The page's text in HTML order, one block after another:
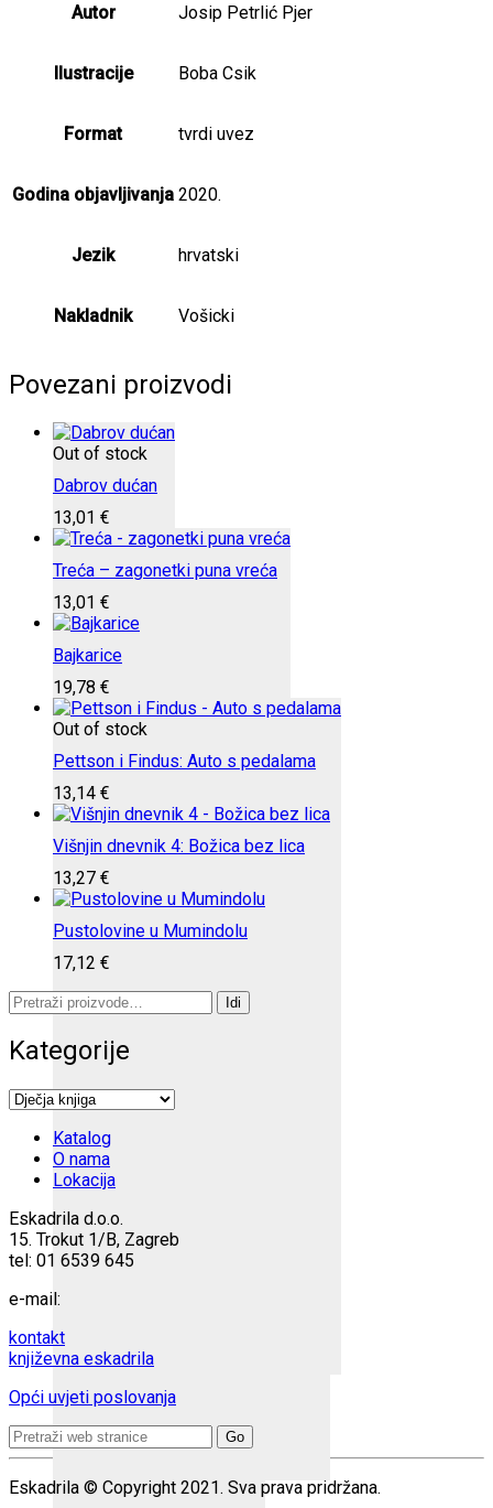
Autor Josip Petrlić Pjer
Ilustracije Boba Csik
Format tvrdi uvez
Godina objavljivanja 2020.
Jezik hrvatski
Nakladnik Vošicki
Povezani proizvodi
Out of stock
Dabrov dućan
13,01 €
Treća – zagonetki puna vreća
13,01 €
Bajkarice
19,78 €
Out of stock
Pettson i Findus: Auto s pedalama
13,14 €
Višnjin dnevnik 4: Božica bez lica
13,27 €
Pustolovine u Mumindolu
17,12 €
Pretraži:
Idi
Kategorije
Katalog
O nama
Lokacija
Eskadrila d.o.o.
15. Trokut 1/B, Zagreb
tel: 01 6539 645
e-mail:
kontakt
književna eskadrila
Opći uvjeti poslovanja
Search
for:
Eskadrila © Copyright 2021. Sva prava pridržana.